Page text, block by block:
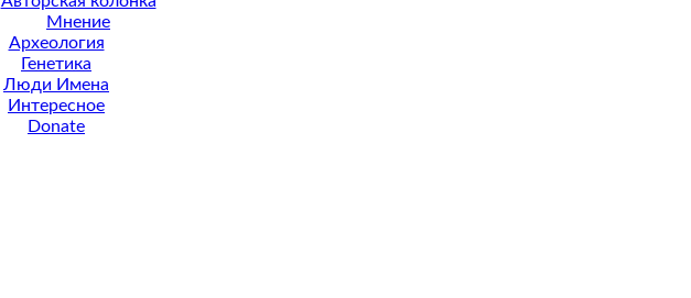
Мнение
Археология
Генетика
Люди Имена
Интересное
Donate